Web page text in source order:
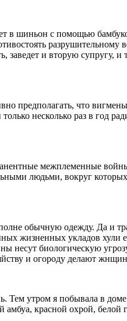
в шиньон с помощью
разрушительному
и вторую супругу,
предполагать, что
несколько раз в год
межплеменные
людьми, вокруг
обычную одежду. Да и
жизненных укладов
биологическую
и огороду делают
утром я побывала в
красной охрой, белой